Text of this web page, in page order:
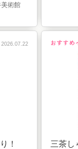
美術館
2026.07.22
！
三茶